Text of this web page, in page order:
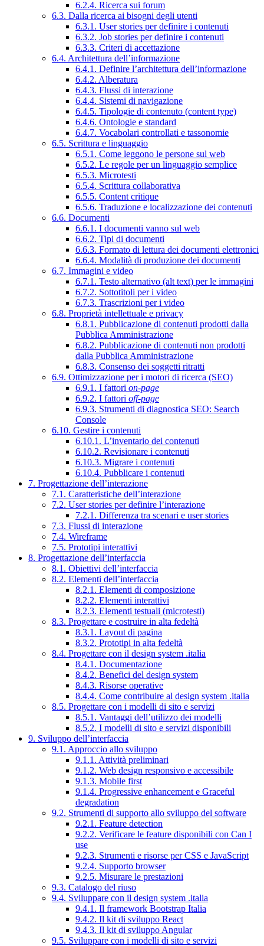
6.2.4. Ricerca sui forum
6.3. Dalla ricerca ai bisogni degli utenti
6.3.1. User stories per definire i contenuti
6.3.2. Job stories per definire i contenuti
6.3.3. Criteri di accettazione
6.4. Architettura dell’informazione
6.4.1. Definire l’architettura dell’informazione
6.4.2. Alberatura
6.4.3. Flussi di interazione
6.4.4. Sistemi di navigazione
6.4.5. Tipologie di contenuto (content type)
6.4.6. Ontologie e standard
6.4.7. Vocabolari controllati e tassonomie
6.5. Scrittura e linguaggio
6.5.1. Come leggono le persone sul web
6.5.2. Le regole per un linguaggio semplice
6.5.3. Microtesti
6.5.4. Scrittura collaborativa
6.5.5. Content critique
6.5.6. Traduzione e localizzazione dei contenuti
6.6. Documenti
6.6.1. I documenti vanno sul web
6.6.2. Tipi di documenti
6.6.3. Formato di lettura dei documenti elettronici
6.6.4. Modalità di produzione dei documenti
6.7. Immagini e video
6.7.1. Testo alternativo (alt text) per le immagini
6.7.2. Sottotitoli per i video
6.7.3. Trascrizioni per i video
6.8. Proprietà intellettuale e privacy
6.8.1. Pubblicazione di contenuti prodotti dalla
Pubblica Amministrazione
6.8.2. Pubblicazione di contenuti non prodotti
dalla Pubblica Amministrazione
6.8.3. Consenso dei soggetti ritratti
6.9. Ottimizzazione per i motori di ricerca (SEO)
6.9.1. I fattori on-page
6.9.2. I fattori off-page
6.9.3. Strumenti di diagnostica SEO: Search
Console
6.10. Gestire i contenuti
6.10.1. L’inventario dei contenuti
6.10.2. Revisionare i contenuti
6.10.3. Migrare i contenuti
6.10.4. Pubblicare i contenuti
7. Progettazione dell’interazione
7.1. Caratteristiche dell’interazione
7.2. User stories per definire l’interazione
7.2.1. Differenza tra scenari e user stories
7.3. Flussi di interazione
7.4. Wireframe
7.5. Prototipi interattivi
8. Progettazione dell’interfaccia
8.1. Obiettivi dell’interfaccia
8.2. Elementi dell’interfaccia
8.2.1. Elementi di composizione
8.2.2. Elementi interattivi
8.2.3. Elementi testuali (microtesti)
8.3. Progettare e costruire in alta fedeltà
8.3.1. Layout di pagina
8.3.2. Prototipi in alta fedeltà
8.4. Progettare con il design system .italia
8.4.1. Documentazione
8.4.2. Benefici del design system
8.4.3. Risorse operative
8.4.4. Come contribuire al design system .italia
8.5. Progettare con i modelli di sito e servizi
8.5.1. Vantaggi dell’utilizzo dei modelli
8.5.2. I modelli di sito e servizi disponibili
9. Sviluppo dell’interfaccia
9.1. Approccio allo sviluppo
9.1.1. Attività preliminari
9.1.2. Web design responsivo e accessibile
9.1.3. Mobile first
9.1.4. Progressive enhancement e Graceful
degradation
9.2. Strumenti di supporto allo sviluppo del software
9.2.1. Feature detection
9.2.2. Verificare le feature disponibili con Can I
use
9.2.3. Strumenti e risorse per CSS e JavaScript
9.2.4. Supporto browser
9.2.5. Misurare le prestazioni
9.3. Catalogo del riuso
9.4. Sviluppare con il design system .italia
9.4.1. Il framework Bootstrap Italia
9.4.2. Il kit di sviluppo React
9.4.3. Il kit di sviluppo Angular
9.5. Sviluppare con i modelli di sito e servizi